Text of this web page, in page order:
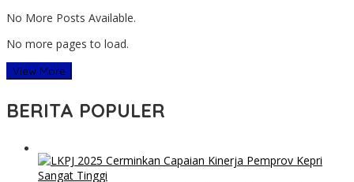
No More Posts Available.
No more pages to load.
View More
BERITA POPULER